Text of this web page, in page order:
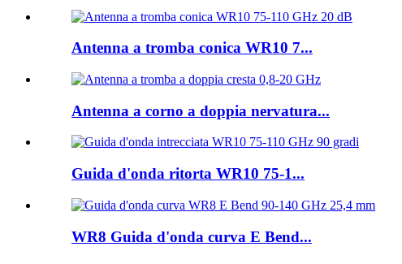
Antenna a tromba conica WR10 7...
Antenna a corno a doppia nervatura...
Guida d'onda ritorta WR10 75-1...
WR8 Guida d'onda curva E Bend...